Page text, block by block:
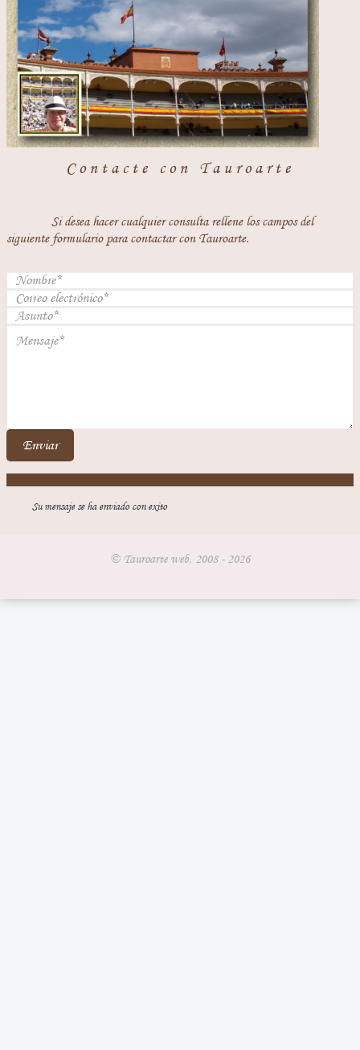
Contacte con Tauroarte
Si desea hacer cualquier consulta rellene los campos del
siguiente formulario para contactar con Tauroarte.
Enviar
Su mensaje se ha enviado con exito
© Tauroarte web, 2008 - 2026